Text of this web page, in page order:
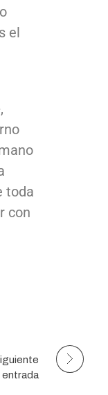
el
,
toda
con
entrada